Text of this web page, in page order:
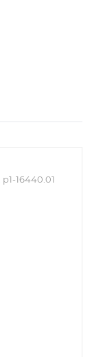
p1-16440.01